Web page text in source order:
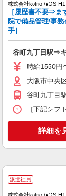
キー
派遣社員
株式会社kotrio /
派遣社員
株式会社kotrio /●OS-
［履歴書不要⇒ま
院で備品管理/事
手］
谷町九丁目駅⇒
時給1550円
大阪市中央
谷町九丁目
［下記シ
詳細を
派遣社員
株式会社kotrio /●OS-